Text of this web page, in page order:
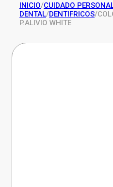
INICIO/CUIDADO
DENTAL/DENTIFRICOS/
P.ALIVIO WHITE